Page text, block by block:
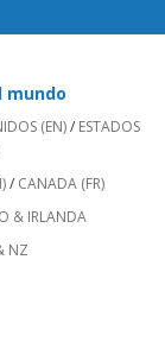
mundo
(EN)/ ESTADOS
/ CANADA (FR)
& IRLANDA
NZ